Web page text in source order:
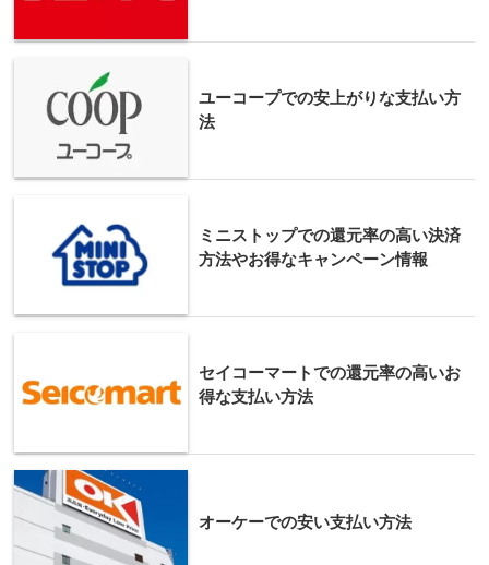
ユーコープでの安上がりな支払い方
法
ミニストップでの還元率の高い決済
方法やお得なキャンペーン情報
セイコーマートでの還元率の高いお
得な支払い方法
オーケーでの安い支払い方法